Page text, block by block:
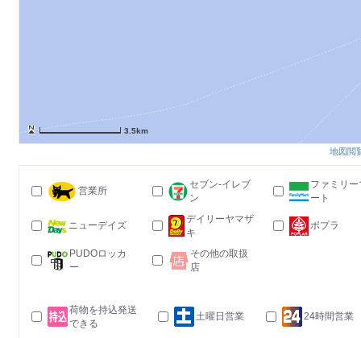
3.5km
地図閲
営業所
セブン-イレブ
ン
ファミリー
ート
ニューデイズ
デイリーヤマザ
キ
ポプラ
PUDOロッカ
ー
その他の取扱
店
荷物を持込発送
できる
土曜日営業 24時間営業